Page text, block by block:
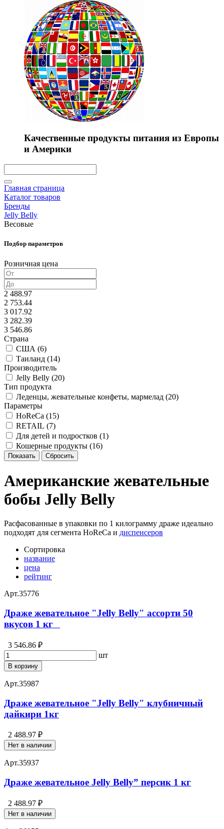
Качественные продукты питания из Европы
и Америки
Главная страница
Каталог товаров
Бренды
Jelly Belly
Весовые
Подбор параметров
Розничная цена
2 488.97
2 753.44
3 017.92
3 282.39
3 546.86
Страна
США (6)
Таиланд (14)
Производитель
Jelly Belly (20)
Тип продукта
Леденцы, жевательные конфеты, мармелад (20)
Параметры
HoReCa (15)
RETAIL (7)
Для детей и подростков (1)
Кошерные продукты (16)
Американские жевательные
бобы Jelly Belly
Расфасованные в упаковки по 1 килограмму драже идеально
подходят для сегмента HoReCa и диспенсеров
Сортировка
название
цена
рейтинг
Арт.35776
Драже жевательное "Jelly Belly" ассорти 50
вкусов 1 кг⁣⁣⠀
3 546.86 ₽
шт
В корзину
Арт.35987
Драже жевательное "Jelly Belly" клубничный
дайкири 1кг
2 488.97 ₽
Нет в наличии
Арт.35937
Драже жевательное Jelly Belly” персик 1 кг
2 488.97 ₽
Нет в наличии